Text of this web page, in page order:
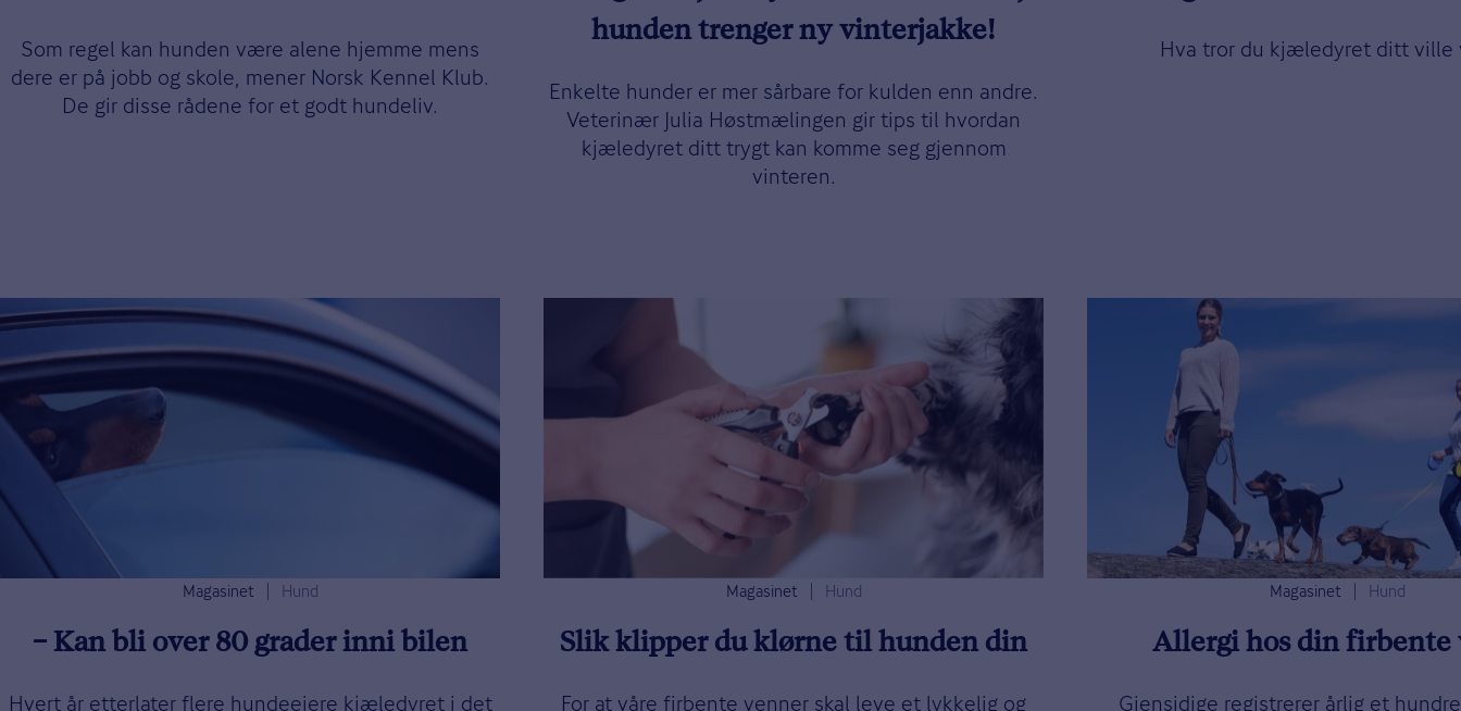
Som regel kan hunden være alene hjemme mens
dere er på jobb og skole, mener Norsk Kennel Klub.
De gir disse rådene for et godt hundeliv.
hunden trenger ny vinterjakke!
Enkelte hunder er mer sårbare for kulden enn andre.
Veterinær Julia Høstmælingen gir tips til hvordan
kjæledyret ditt trygt kan komme seg gjennom
vinteren.
Hva tror du kjæledyret ditt ville
Magasinet Hund
– Kan bli over 80 grader inni bilen
Hvert år etterlater flere hundeeiere kjæledyret i det
Magasinet Hund
Slik klipper du klørne til hunden din
For at våre firbente venner skal leve et lykkelig og
Magasinet Hund
Allergi hos din firbente
Gjensidige registrerer årlig et